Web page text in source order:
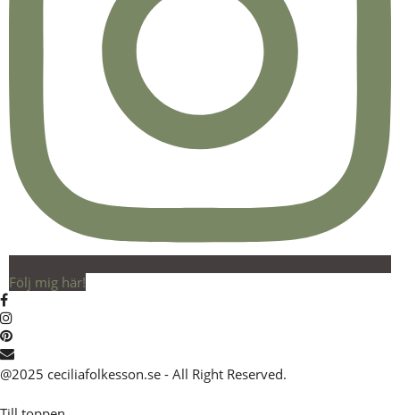
Följ mig här!
@2025 ceciliafolkesson.se - All Right Reserved.